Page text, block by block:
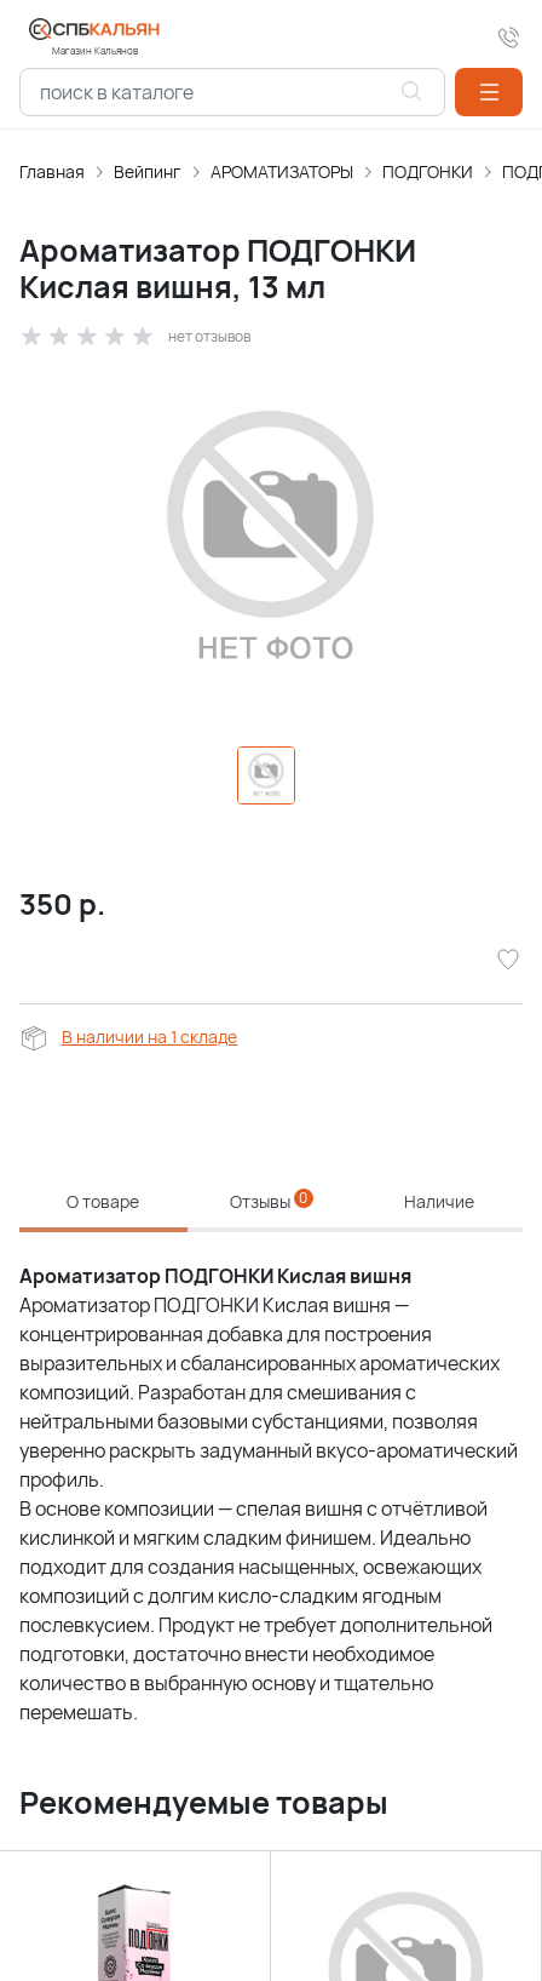
Магазин Кальянов
Главная Вейпинг АРОМАТИЗАТОPЫ ПОДГОНКИ
Ароматизатор ПОДГОНКИ
Кислая вишня, 13 мл
нет отзывов
350 р.
В наличии на 1 складе
О товаре Отзывы 0 Наличие
Ароматизатор ПОДГОНКИ Кислая вишня
Ароматизатор ПОДГОНКИ Кислая вишня —
концентрированная добавка для построения
выразительных и сбалансированных ароматических
композиций. Разработан для смешивания с
нейтральными базовыми субстанциями, позволяя
уверенно раскрыть задуманный вкусо-ароматический
профиль.
В основе композиции — спелая вишня с отчётливой
кислинкой и мягким сладким финишем. Идеально
подходит для создания насыщенных, освежающих
композиций с долгим кисло-сладким ягодным
послевкусием. Продукт не требует дополнительной
подготовки, достаточно внести необходимое
количество в выбранную основу и тщательно
перемешать.
Рекомендуемые товары